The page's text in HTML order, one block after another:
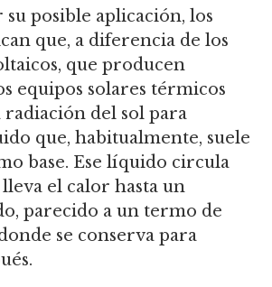
posible aplicación, los
que, a diferencia de los
que producen
equipos solares térmicos
radiación del sol para
que, habitualmente, suele
base. Ese líquido circula
el calor hasta un
parecido a un termo de
se conserva para